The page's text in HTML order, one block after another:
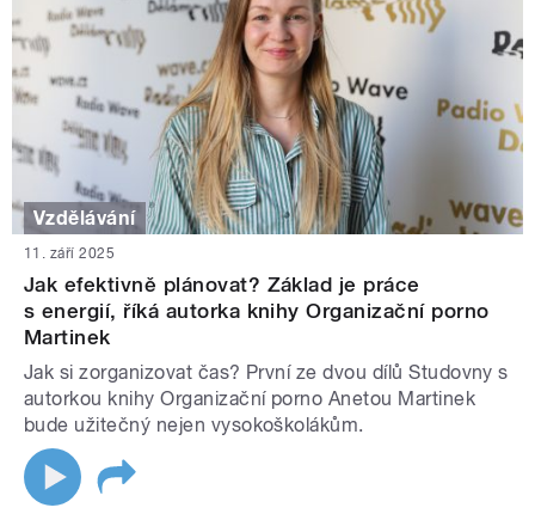
Vzdělávání
11. září 2025
Jak efektivně plánovat? Základ je práce
s energií, říká autorka knihy Organizační porno
Martinek
Jak si zorganizovat čas? První ze dvou dílů Studovny s
autorkou knihy Organizační porno Anetou Martinek
bude užitečný nejen vysokoškolákům.